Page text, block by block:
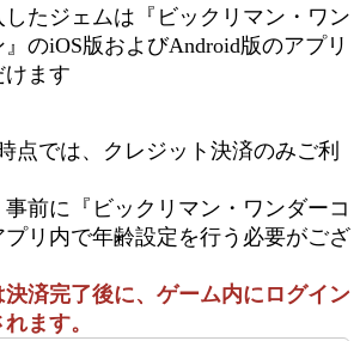
たジェムは『ビックリマン・ワン
のiOS版およびAndroid版のアプリ
けます
点では、クレジット決済のみご利
前に『ビックリマン・ワンダーコ
リ内で年齢設定を行う必要がござ
済完了後に、ゲーム内にログイン
ます。